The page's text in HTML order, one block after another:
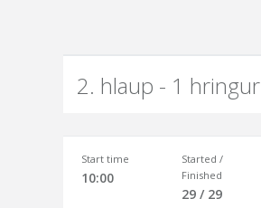
2. hlaup - 1 hringur
Start time
10:00
Started /
Finished
29 / 29